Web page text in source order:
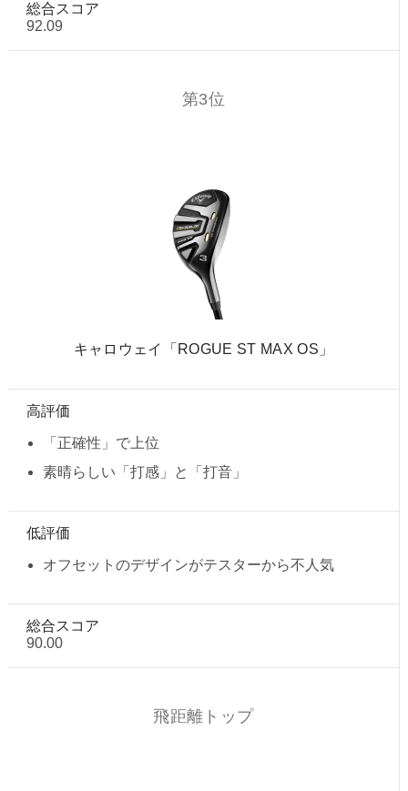
総合スコア
92.09
第3位
キャロウェイ「ROGUE ST MAX OS」
高評価
「正確性」で上位
素晴らしい「打感」と「打音」
低評価
オフセットのデザインがテスターから不人気
総合スコア
90.00
飛距離トップ